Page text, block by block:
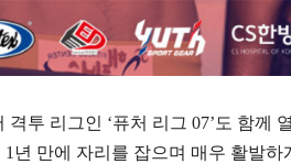
격투 리그인 ‘퓨처 리그 07’도 함께
년 만에 자리를 잡으며 매우 활발